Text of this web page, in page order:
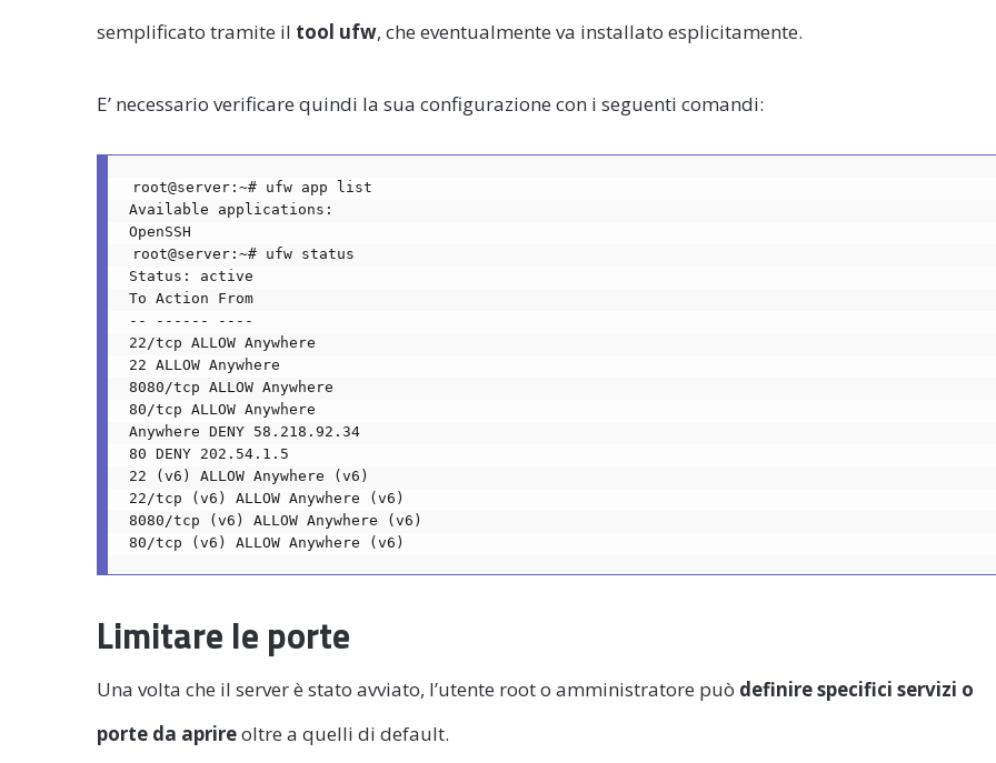
semplificato tramite il tool ufw, che eventualmente va installato esplicitamente.
E’ necessario verificare quindi la sua configurazione con i seguenti comandi:
root@server:~# ufw app list
Available applications:
OpenSSH
root@server:~# ufw status
Status: active
To Action From
-- ------ ----
22/tcp ALLOW Anywhere
22 ALLOW Anywhere
8080/tcp ALLOW Anywhere
80/tcp ALLOW Anywhere
Anywhere DENY 58.218.92.34
80 DENY 202.54.1.5
22 (v6) ALLOW Anywhere (v6)
22/tcp (v6) ALLOW Anywhere (v6)
8080/tcp (v6) ALLOW Anywhere (v6)
80/tcp (v6) ALLOW Anywhere (v6)
Limitare le porte
Una volta che il server è stato avviato, l’utente root o amministratore può definire specifici servizi o
porte da aprireoltre a quelli di default.